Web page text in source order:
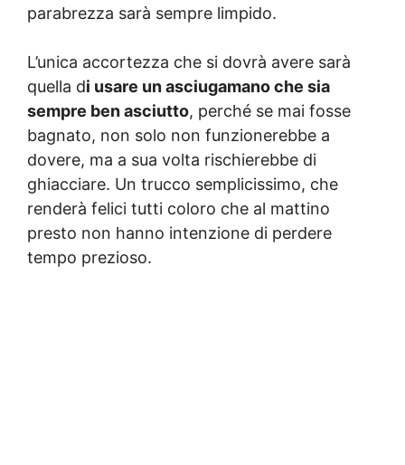
parabrezza sarà sempre limpido.
L’unica accortezza che si dovrà avere sarà
quella di usare un asciugamano che sia
sempre ben asciutto, perché se mai fosse
bagnato, non solo non funzionerebbe a
dovere, ma a sua volta rischierebbe di
ghiacciare. Un trucco semplicissimo, che
renderà felici tutti coloro che al mattino
presto non hanno intenzione di perdere
tempo prezioso.